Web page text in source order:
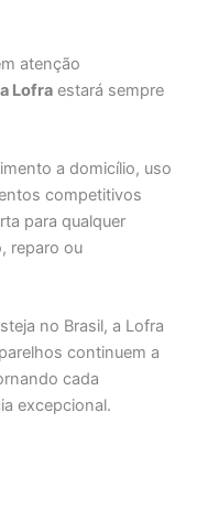
atenção
Lofra estará sempre
a domicílio, uso
competitivos
para qualquer
reparo ou
no Brasil, a Lofra
continuem a
cada
excepcional.